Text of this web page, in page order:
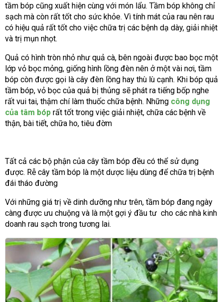
tầm bóp cũng xuất hiện cùng với món lẩu. Tầm bóp không chỉ
sạch mà còn rất tốt cho sức khỏe. Vì tính mát của rau nên rau
có hiệu quả rất tốt cho việc chữa trị các bệnh dạ dày, giải nhiệt
và trị mụn nhọt.
Quả có hình tròn nhỏ như quả cà, bên ngoài được bao bọc một
lớp vỏ bọc mỏng, giống hình lồng đèn nên ở một vài nơi, tầm
bóp còn được gọi là cây đèn lồng hay thù lù cạnh. Khi bóp quả
tầm bóp, vỏ bọc của quả bị thủng sẽ phát ra tiếng bốp nghe
rất vui tai, thậm chí làm thuốc chữa bệnh. Những công dụng
của tâm bóp rất tốt trong việc giải nhiệt, chữa các bệnh về
thận, bài tiết, chữa ho, tiêu đờm
Tất cả các bộ phận của cây tầm bóp đều có thể sử dụng
được. Rễ cây tầm bóp là một dược liệu dùng để chữa trị bệnh
đái tháo đường
Với những giá trị về dinh dưỡng như trên, tầm bóp đang ngày
càng được ưu chuộng và là một gợi ý đầu tư cho các nhà kinh
doanh rau sạch trong tương lai.